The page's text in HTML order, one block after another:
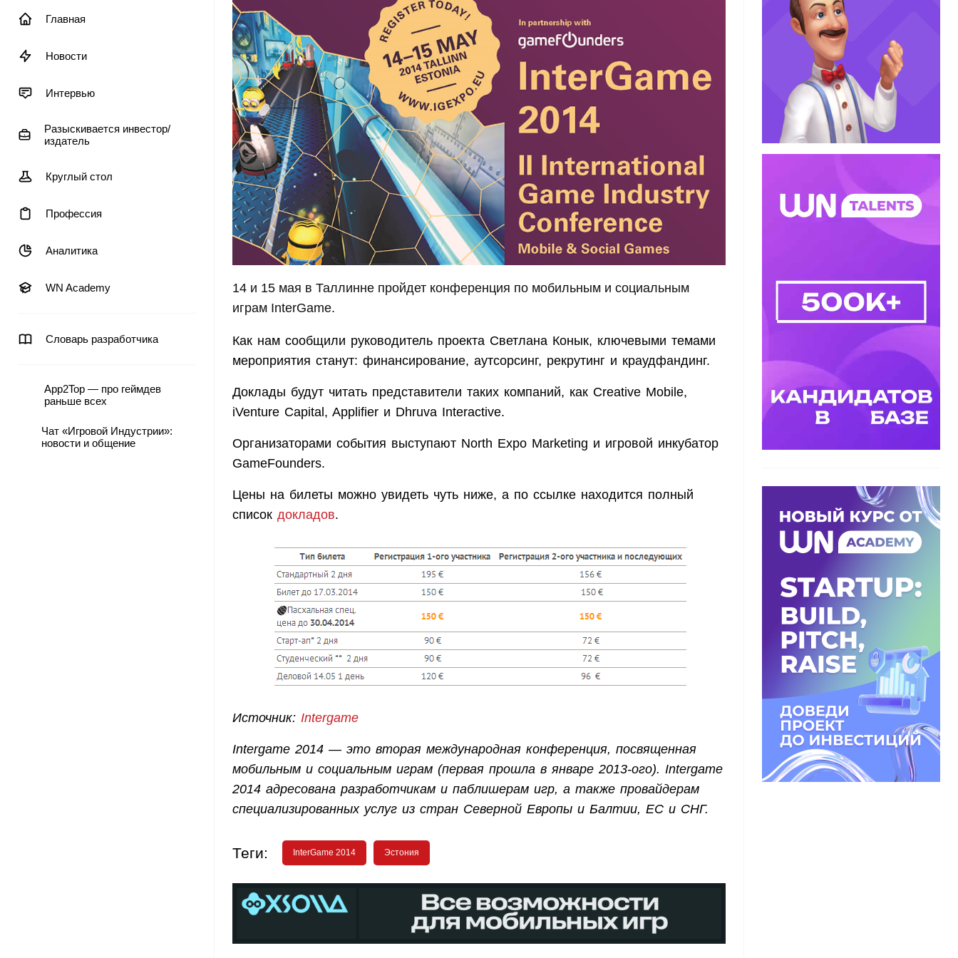
Главная
Новости
Интервью
Разыскивается инвестор/
издатель
Круглый стол
Профессия
Аналитика
WN Academy
Словарь разработчика
App2Top — про геймдев
раньше всех
Чат «Игровой Индустрии»:
новости и общение
14 и 15 мая в Таллинне пройдет конференция по мобильным и социальным
играм InterGame.
Как нам сообщили руководитель проекта Светлана Конык, ключевыми темами
мероприятия станут: финансирование, аутсорсинг, рекрутинг и краудфандинг.
Доклады будут читать представители таких компаний, как Creative Mobile,
iVenture Capital, Applifier и Dhruva Interactive.
Организаторами события выступают North Expo Marketing и игровой инкубатор
GameFounders.
Цены на билеты можно увидеть чуть ниже, а по ссылке находится полный
список докладов.
Источник: Intergame
Intergame 2014 — это вторая международная конференция, посвященная
мобильным и социальным играм (первая прошла в январе 2013-ого). Intergame
2014 адресована разработчикам и паблишерам игр, а также провайдерам
специализированных услуг из стран Северной Европы и Балтии, EС и СНГ.
Теги: InterGame 2014 Эстония